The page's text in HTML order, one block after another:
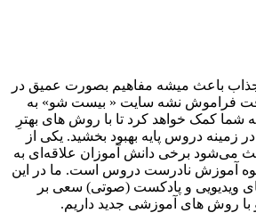
باعث میشه مفاهیم بصورت عمیق در
فراموش نشه سایت « بیست شو» به
شما کمک خواهد کرد تا با روش های بهترِ
زمینه دروس پایه بهبود بخشید. یکی از
می‌شود برخی دانش آموزان علاقه‌ای به
آموزش نادرست دروس است. ما در این
ویدیویی و پادکست (صوتی) سعی بر
و با روش های آموزشی جدید داریم.